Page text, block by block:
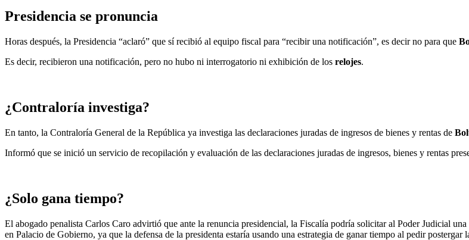
Presidencia se pronuncia
Horas después, la Presidencia “aclaró” que sí recibió al equipo fiscal para “recibir una notificación”, es decir no para que
Es decir, recibieron una notificación, pero no hubo ni interrogatorio ni exhibición de los relojes.
¿Contraloría investiga?
En tanto, la Contraloría General de la República ya investiga las declaraciones juradas de ingresos de bienes y rentas de
Informó que se inició un servicio de recopilación y evaluación de las declaraciones juradas de ingresos, bienes y rentas
¿Solo gana tiempo?
El abogado penalista Carlos Caro advirtió que ante la renuncia presidencial, la Fiscalía podría solicitar al Poder Judicial
en Palacio de Gobierno, ya que la defensa de la presidenta estaría usando una estrategia de ganar tiempo al pedir postergar